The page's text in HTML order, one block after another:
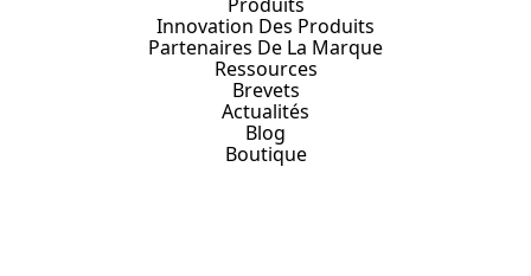
Produits
Innovation Des Produits
Partenaires De La Marque
Ressources
Brevets
Actualités
Blog
Boutique